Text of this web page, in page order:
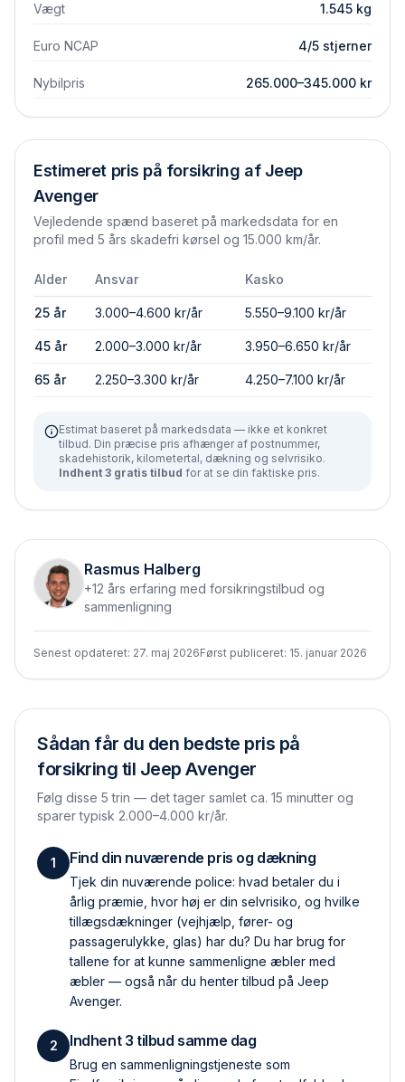
Vægt 1.545 kg
Euro NCAP 4/5 stjerner
Nybilpris 265.000–345.000 kr
Estimeret pris på forsikring af Jeep
Avenger
Vejledende spænd baseret på markedsdata for en
profil med 5 års skadefri kørsel og 15.000 km/år.
Alder Ansvar Kasko
25 år 3.000–4.600 kr/år 5.550–9.100 kr/år
45 år 2.000–3.000 kr/år 3.950–6.650 kr/år
65 år 2.250–3.300 kr/år 4.250–7.100 kr/år
Estimat baseret på markedsdata — ikke et konkret
tilbud. Din præcise pris afhænger af postnummer,
skadehistorik, kilometertal, dækning og selvrisiko.
Indhent 3 gratis tilbud for at se din faktiske pris.
Rasmus Halberg
+12 års erfaring med forsikringstilbud og
sammenligning
Senest opdateret: 27. maj 2026Først publiceret: 15. januar 2026
Sådan får du den bedste pris på
forsikring til Jeep Avenger
Følg disse 5 trin — det tager samlet ca. 15 minutter og
sparer typisk 2.000–4.000 kr/år.
1 Find din nuværende pris og dækning
Tjek din nuværende police: hvad betaler du i
årlig præmie, hvor høj er din selvrisiko, og hvilke
tillægs­dækninger (vejhjælp, fører- og
passagerulykke, glas) har du? Du har brug for
tallene for at kunne sammenligne æbler med
æbler — også når du henter tilbud på Jeep
Avenger.
2 Indhent 3 tilbud samme dag
Brug en sammenlignings­tjeneste som